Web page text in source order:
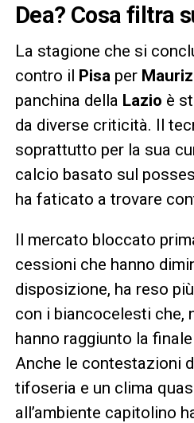
Dea? Cosa filtra
La stagione che si
contro il Pisa per
panchina della Lazio è
da diverse criticità. Il
soprattutto per la sua
calcio basato sul
ha faticato a trovare
Il mercato bloccato
cessioni che hanno
disposizione, ha reso
con i biancocelesti che,
hanno raggiunto la
Anche le contestazioni
tifoseria e un clima
all’ambiente capitolino